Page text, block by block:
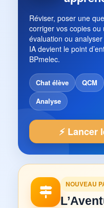
Réviser, poser une
corriger vos copies
évaluation ou
IA devient le point
BPmelec.
Chat élève QCM
Analyse
⚡ Lancer
NOUVEAU